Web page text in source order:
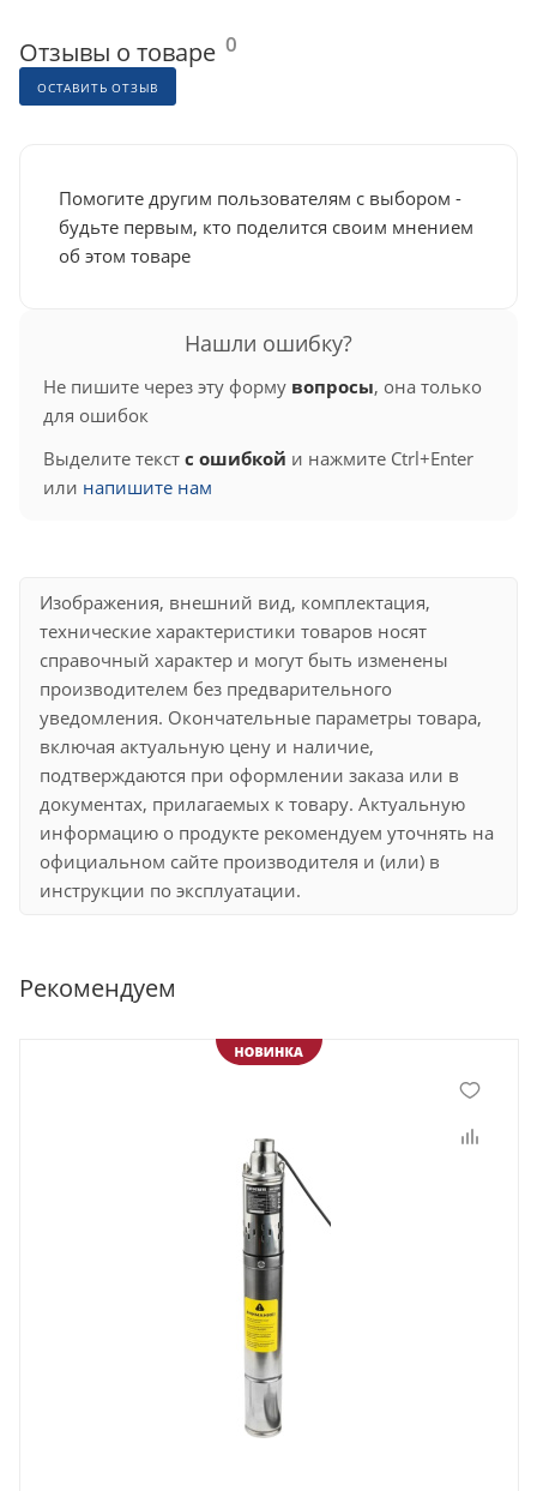
Отзывы о товаре 0
ОСТАВИТЬ ОТЗЫВ
Помогите другим пользователям с выбором -
будьте первым, кто поделится своим мнением
об этом товаре
Нашли ошибку?
Не пишите через эту форму вопросы, она только
для ошибок
Выделите текст с ошибкой и нажмите Ctrl+Enter
или напишите нам
Изображения, внешний вид, комплектация,
технические характеристики товаров носят
справочный характер и могут быть изменены
производителем без предварительного
уведомления. Окончательные параметры товара,
включая актуальную цену и наличие,
подтверждаются при оформлении заказа или в
документах, прилагаемых к товару. Актуальную
информацию о продукте рекомендуем уточнять на
официальном сайте производителя и (или) в
инструкции по эксплуатации.
Рекомендуем